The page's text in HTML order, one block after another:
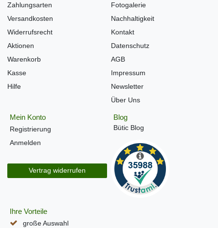
Zahlungsarten
Versandkosten
Widerrufsrecht
Aktionen
Warenkorb
Kasse
Hilfe
Fotogalerie
Nachhaltigkeit
Kontakt
Datenschutz
AGB
Impressum
Newsletter
Über Uns
Mein Konto
Registrierung
Anmelden
Vertrag widerrufen
Blog
Bütic Blog
Ihre Vorteile
große Auswahl